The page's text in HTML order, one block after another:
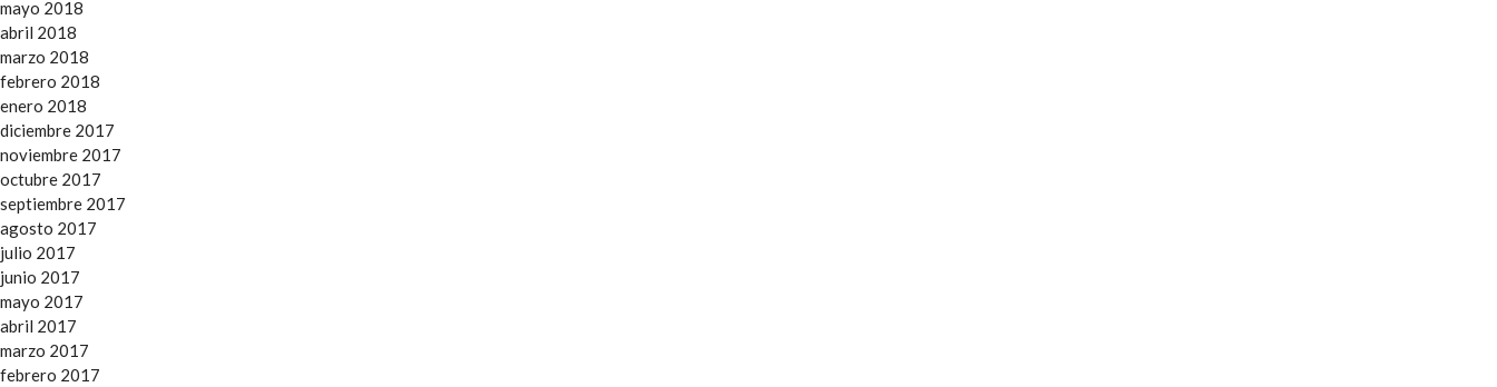
mayo 2018
abril 2018
marzo 2018
febrero 2018
enero 2018
diciembre 2017
noviembre 2017
octubre 2017
septiembre 2017
agosto 2017
julio 2017
junio 2017
mayo 2017
abril 2017
marzo 2017
febrero 2017